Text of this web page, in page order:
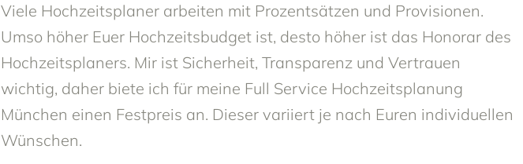
Viele Hochzeitsplaner arbeiten mit Prozentsätzen und Provisionen.
Umso höher Euer Hochzeitsbudget ist, desto höher ist das Honorar des
Hochzeitsplaners. Mir ist Sicherheit, Transparenz und Vertrauen
wichtig, daher biete ich für meine Full Service Hochzeitsplanung
München einen Festpreis an. Dieser variiert je nach Euren individuellen
Wünschen.